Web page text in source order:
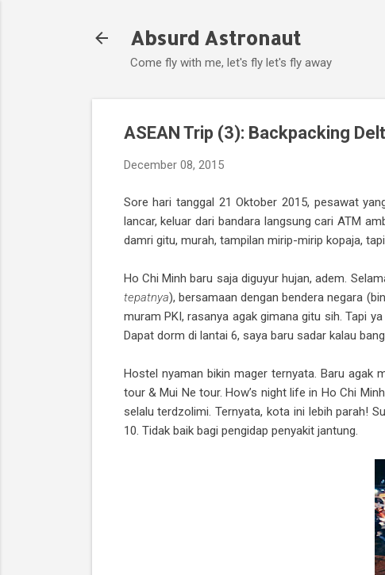
Absurd Astronaut
Come fly with me, let's fly let's fly away
ASEAN Trip (3): Backpacking
December 08, 2015
Sore hari tanggal 21 Oktober 2015, pesawat
lancar, keluar dari bandara langsung cari ATM
damri gitu, murah, tampilan mirip-mirip kopaja,
Ho Chi Minh baru saja diguyur hujan, adem.
tepatnya), bersamaan dengan bendera negara
muram PKI, rasanya agak gimana gitu sih. Tapi
Dapat dorm di lantai 6, saya baru sadar kalau
Hostel nyaman bikin mager ternyata. Baru agak
tour & Mui Ne tour. How’s night life in Ho Chi
selalu terdzolimi. Ternyata, kota ini lebih parah!
10. Tidak baik bagi pengidap penyakit jantung.